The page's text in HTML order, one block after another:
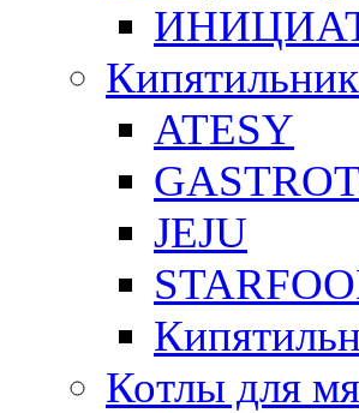
ATESY
JEJU
Котлы для